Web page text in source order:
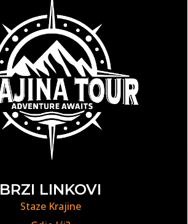
BRZI LINKOVI
Staze Krajine